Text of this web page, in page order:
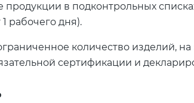
в подконтрольных
рабочего дня).
количество изделий, на
сертификации и